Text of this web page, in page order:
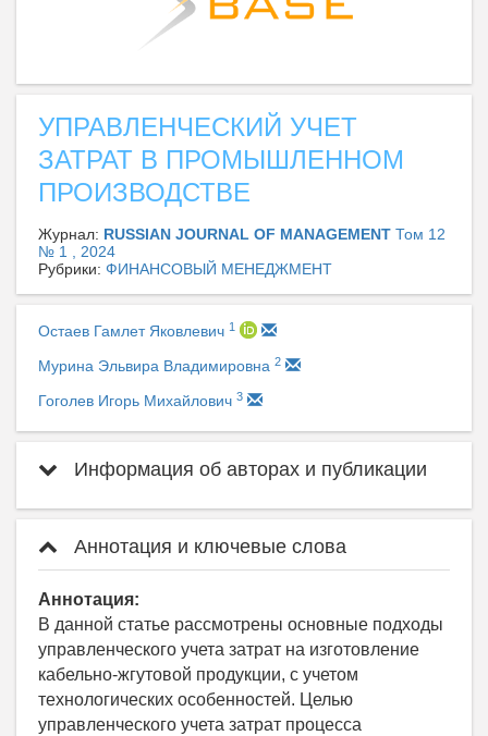
УПРАВЛЕНЧЕСКИЙ УЧЕТ
ЗАТРАТ В ПРОМЫШЛЕННОМ
ПРОИЗВОДСТВЕ
Журнал: RUSSIAN JOURNAL OF MANAGEMENT Том 12
№ 1 , 2024
Рубрики: ФИНАНСОВЫЙ МЕНЕДЖМЕНТ
Остаев Гамлет Яковлевич 1
Мурина Эльвира Владимировна 2
Гоголев Игорь Михайлович 3
Информация об авторах и публикации
Аннотация и ключевые слова
Аннотация:
В данной статье рассмотрены основные подходы
управленческого учета затрат на изготовление
кабельно-жгутовой продукции, с учетом
технологических особенностей. Целью
управленческого учета затрат процесса